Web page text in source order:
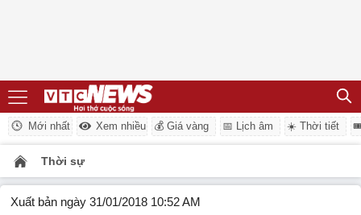
Mới nhất Xem nhiều 💰 Giá vàng 📅 Lịch âm ☀️ Thời tiết
Thời sự
Xuất bản ngày 31/01/2018 10:52 AM